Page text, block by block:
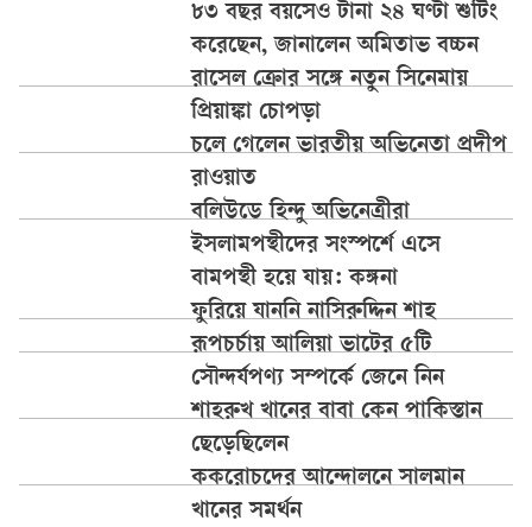
৮৩ বছর বয়সেও টানা ২৪ ঘণ্টা শুটিং
করেছেন, জানালেন অমিতাভ বচ্চন
রাসেল ক্রোর সঙ্গে নতুন সিনেমায়
প্রিয়াঙ্কা চোপড়া
চলে গেলেন ভারতীয় অভিনেতা প্রদীপ
রাওয়াত
বলিউডে হিন্দু অভিনেত্রীরা
ইসলামপন্থীদের সংস্পর্শে এসে
বামপন্থী হয়ে যায়: কঙ্গনা
ফুরিয়ে যাননি নাসিরুদ্দিন শাহ
রূপচর্চায় আলিয়া ভাটের ৫টি
সৌন্দর্যপণ্য সম্পর্কে জেনে নিন
শাহরুখ খানের বাবা কেন পাকিস্তান
ছেড়েছিলেন
ককরোচদের আন্দোলনে সালমান
খানের সমর্থন